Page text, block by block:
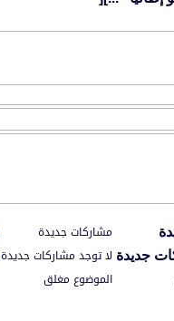
مشاركات جديدة
لا توجد مشاركات جديدة
الموضوع مغلق